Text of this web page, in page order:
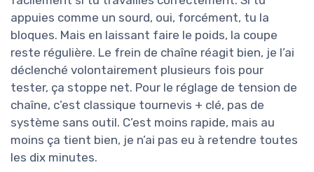
appuies comme un sourd, oui, forcément, tu la
bloques. Mais en laissant faire le poids, la coupe
reste régulière. Le frein de chaîne réagit bien, je l’ai
déclenché volontairement plusieurs fois pour
tester, ça stoppe net. Pour le réglage de tension de
chaîne, c’est classique tournevis + clé, pas de
système sans outil. C’est moins rapide, mais au
moins ça tient bien, je n’ai pas eu à retendre toutes
les dix minutes.